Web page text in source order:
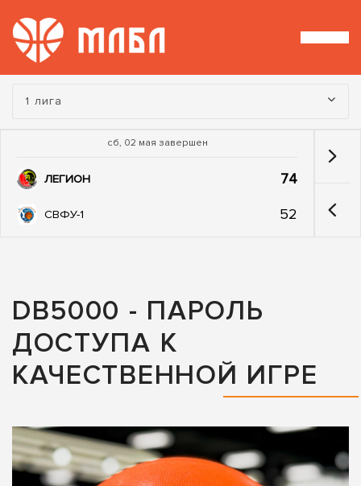
Турнир:
1 лига
сб, 02 мая завершен
ЛЕГИОН 74
СВФУ-1 52
DB5000 - ПАРОЛЬ
ДОСТУПА К
КАЧЕСТВЕННОЙ ИГРЕ